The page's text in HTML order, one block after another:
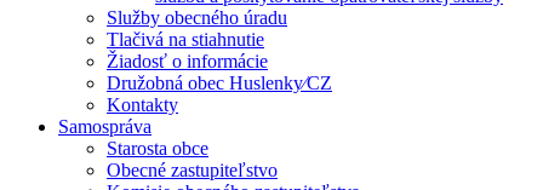
Služby obecného úradu
Tlačivá na stiahnutie
Žiadosť o informácie
Družobná obec Huslenky⁄CZ
Kontakty
Samospráva
Starosta obce
Obecné zastupiteľstvo